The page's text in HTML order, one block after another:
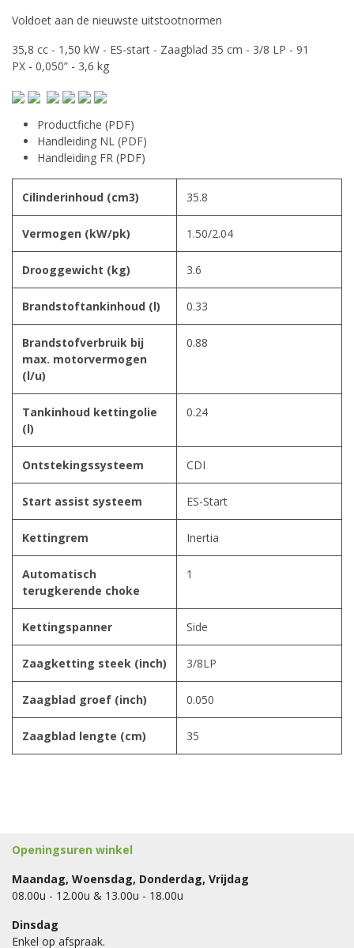
Voldoet aan de nieuwste uitstootnormen
35,8 cc - 1,50 kW - ES-start - Zaagblad 35 cm - 3/8 LP - 91
PX - 0,050” - 3,6 kg
Productfiche (PDF)
Handleiding NL (PDF)
Handleiding FR (PDF)
Cilinderinhoud (cm3) 35.8
Vermogen (kW/pk) 1.50/2.04
Drooggewicht (kg) 3.6
Brandstoftankinhoud (l) 0.33
Brandstofverbruik bij
max. motorvermogen
(l/u)
0.88
Tankinhoud kettingolie
(l)
0.24
Ontstekingssysteem CDI
Start assist systeem ES-Start
Kettingrem Inertia
Automatisch
terugkerende choke
1
Kettingspanner Side
Zaagketting steek (inch) 3/8LP
Zaagblad groef (inch) 0.050
Zaagblad lengte (cm) 35
Openingsuren winkel
Maandag, Woensdag, Donderdag, Vrijdag
08.00u - 12.00u & 13.00u - 18.00u
Dinsdag
Enkel op afspraak.